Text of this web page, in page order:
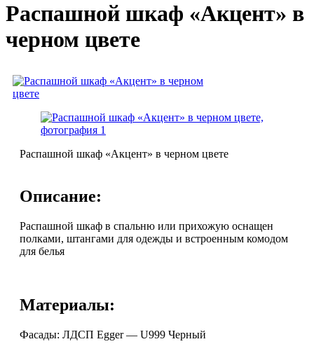
Распашной шкаф «Акцент» в
черном цвете
Распашной шкаф «Акцент» в черном цвете
Описание:
Распашной шкаф в спальню или прихожую оснащен
полками, штангами для одежды и встроенным комодом
для белья
Материалы:
Фасады: ЛДСП Egger — U999 Черный